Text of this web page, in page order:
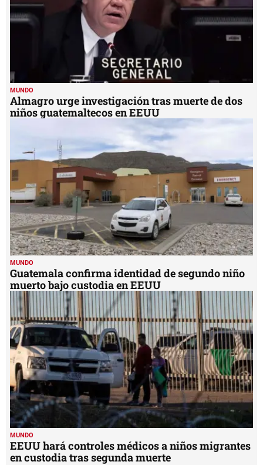
MUNDO
Almagro urge investigación tras muerte de dos
niños guatemaltecos en EEUU
MUNDO
Guatemala confirma identidad de segundo niño
muerto bajo custodia en EEUU
MUNDO
EEUU hará controles médicos a niños migrantes
en custodia tras segunda muerte